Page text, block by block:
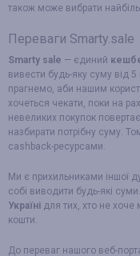
також може вибрати
Переваги Smarty.sale
Smarty sale — єдиний
вивести будь-яку суму від
прагнемо, аби нашим
хочеться чекати, поки на
невеликих покупок
назбирати потрібну суму.
cashback-ресурсами.
Ми є прихильниками іншої
собі виводити будь-які
Україні для тих, хто не
кошти.
До переваг нашого веб-